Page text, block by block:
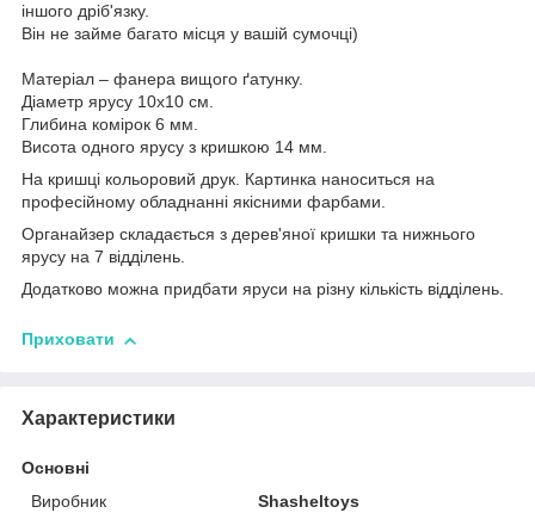
іншого дріб'язку.
Він не займе багато місця у вашій сумочці)
Матеріал – фанера вищого ґатунку.
Діаметр ярусу 10х10 см.
Глибина комірок 6 мм.
Висота одного ярусу з кришкою 14 мм.
На кришці кольоровий друк. Картинка наноситься на
професійному обладнанні якісними фарбами.
Органайзер складається з дерев'яної кришки та нижнього
ярусу на 7 відділень.
Додатково можна придбати яруси на різну кількість відділень.
Приховати
Характеристики
Основні
Виробник
Shasheltoys